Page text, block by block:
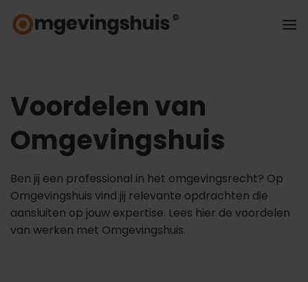
naar
Voordelen van
Omgevingshuis
Ben jij een professional in het omgevingsrecht? Op
Omgevingshuis vind jij relevante opdrachten die
aansluiten op jouw expertise. Lees hier de voordelen
van werken met Omgevingshuis.